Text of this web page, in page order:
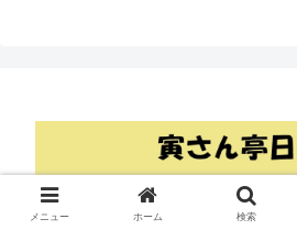
© 2018 寅さん亭
メニュー ホーム 検索